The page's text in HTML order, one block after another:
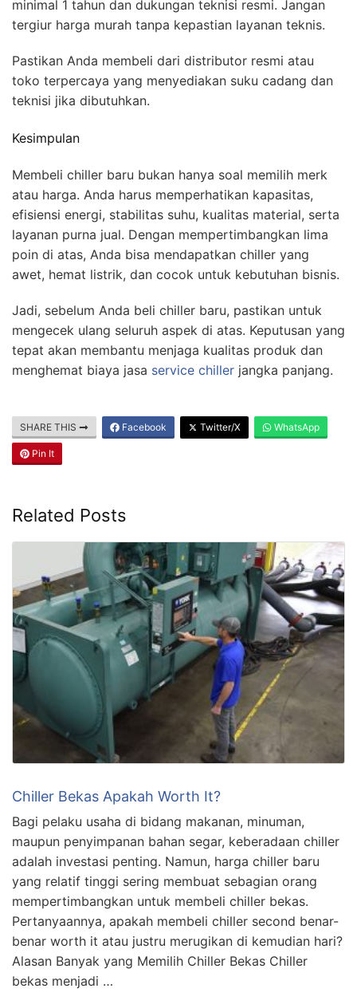
minimal 1 tahun dan dukungan teknisi resmi. Jangan
tergiur harga murah tanpa kepastian layanan teknis.
Pastikan Anda membeli dari distributor resmi atau
toko terpercaya yang menyediakan suku cadang dan
teknisi jika dibutuhkan.
Kesimpulan
Membeli chiller baru bukan hanya soal memilih merk
atau harga. Anda harus memperhatikan kapasitas,
efisiensi energi, stabilitas suhu, kualitas material, serta
layanan purna jual. Dengan mempertimbangkan lima
poin di atas, Anda bisa mendapatkan chiller yang
awet, hemat listrik, dan cocok untuk kebutuhan bisnis.
Jadi, sebelum Anda beli chiller baru, pastikan untuk
mengecek ulang seluruh aspek di atas. Keputusan yang
tepat akan membantu menjaga kualitas produk dan
menghemat biaya jasa service chiller jangka panjang.
SHARE THIS Facebook Twitter/X WhatsApp
Pin It
Related Posts
Chiller Bekas Apakah Worth It?
Bagi pelaku usaha di bidang makanan, minuman,
maupun penyimpanan bahan segar, keberadaan chiller
adalah investasi penting. Namun, harga chiller baru
yang relatif tinggi sering membuat sebagian orang
mempertimbangkan untuk membeli chiller bekas.
Pertanyaannya, apakah membeli chiller second benar-
benar worth it atau justru merugikan di kemudian hari?
Alasan Banyak yang Memilih Chiller Bekas Chiller
bekas menjadi …